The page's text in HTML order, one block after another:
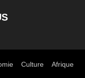
Culture Afrique